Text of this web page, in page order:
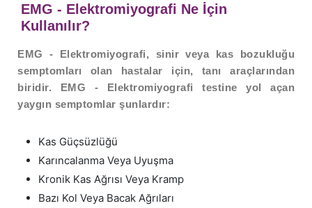
EMG - Elektromiyografi Ne İçin
Kullanılır?
EMG - Elektromiyografi, sinir veya kas bozukluğu
semptomları olan hastalar için, tanı araçlarından
biridir. EMG - Elektromiyografi testine yol açan
yaygın semptomlar şunlardır:
Kas Güçsüzlüğü
Karıncalanma Veya Uyuşma
Kronik Kas Ağrısı Veya Kramp
Bazı Kol Veya Bacak Ağrıları